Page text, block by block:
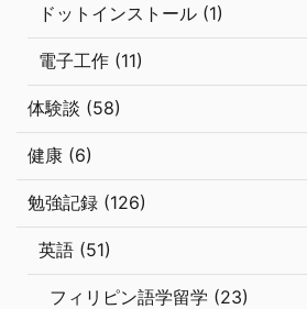
ドットインストール (1)
電子工作 (11)
体験談 (58)
健康 (6)
勉強記録 (126)
英語 (51)
フィリピン語学留学 (23)